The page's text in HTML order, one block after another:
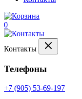
0
Контакты
Телефоны
+7 (905) 53-69-197